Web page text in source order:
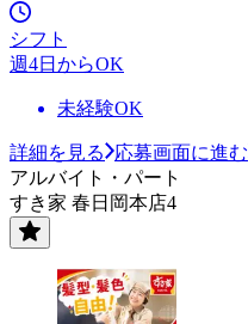
シフト
週4日からOK
未経験OK
詳細を見る
応募画面に進む
アルバイト・パート
すき家 春日岡本店4